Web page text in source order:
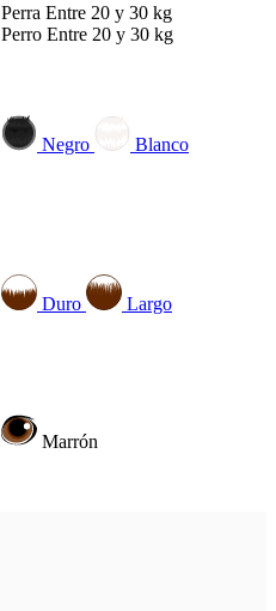
Perra Entre 20 y 30 kg
Perro Entre 20 y 30 kg
Negro Blanco
Duro Largo
Marrón